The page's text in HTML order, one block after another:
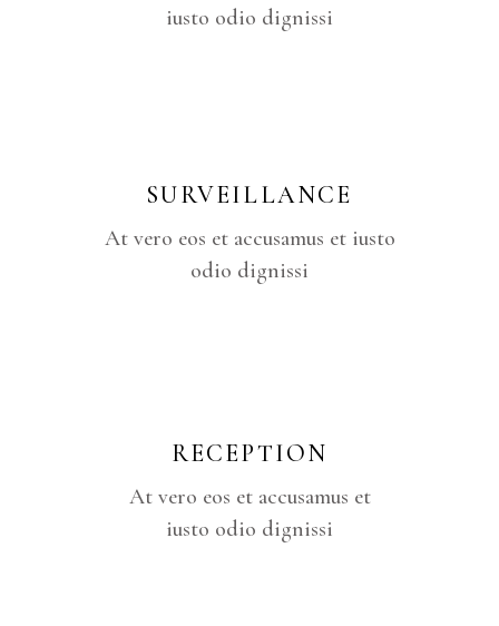
iusto odio dignissi
SURVEILLANCE
At vero eos et accusamus et iusto
odio dignissi
RECEPTION
At vero eos et accusamus et
iusto odio dignissi